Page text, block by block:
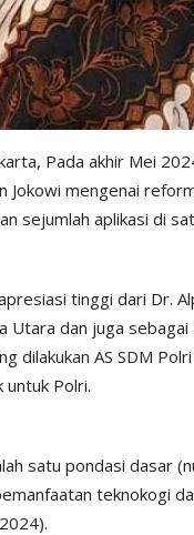
Pada akhir Mei
Jokowi mengenai
sejumlah aplikasi di
tinggi dari Dr.
dan juga sebagai
dilakukan AS SDM
untuk Polri.
satu pondasi dasar
teknokogi